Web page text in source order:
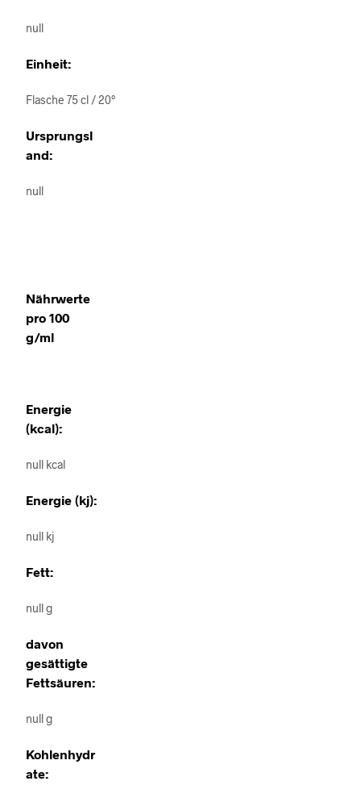
null
Einheit:
Flasche 75 cl / 20°
Ursprungsl
and:
null
Nährwerte
pro 100
g/ml
Energie
(kcal):
null kcal
Energie (kj):
null kj
Fett:
null g
davon
gesättigte
Fettsäuren:
null g
Kohlenhydr
ate: